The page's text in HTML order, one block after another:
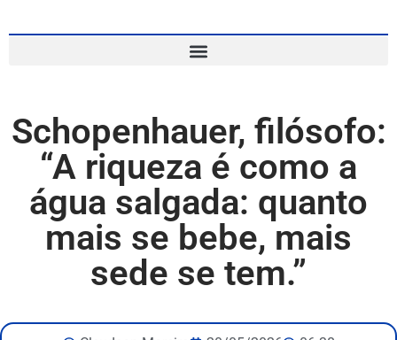
Schopenhauer, filósofo:
“A riqueza é como a
água salgada: quanto
mais se bebe, mais
sede se tem.”